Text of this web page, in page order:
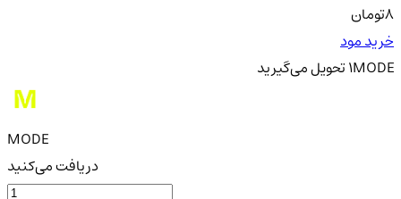
8تومان
خرید مود
1MODEتحویلمی‌گیرید
MODE
دریافت می‌کنید